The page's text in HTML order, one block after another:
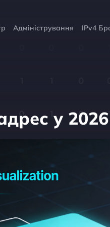
Адміністрування IPv4
у 2026